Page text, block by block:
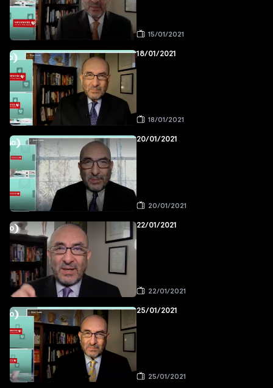
15/01/2021
18/01/2021
18/01/2021
20/01/2021
20/01/2021
22/01/2021
22/01/2021
25/01/2021
25/01/2021